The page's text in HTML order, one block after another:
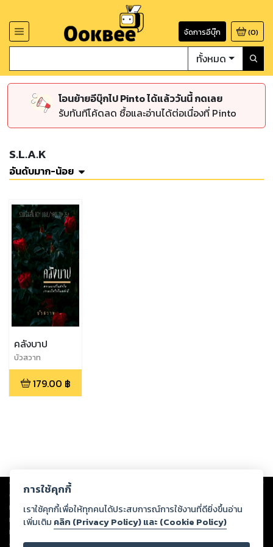
จัดการอีบุ๊ก (0)
ทั้งหมด
โอนย้ายอีบุ๊กไป Pinto ได้แล้ววันนี้ กดเลย
รับทันทีโค้ดลด ซื้อและอ่านได้ต่อเนื่องที่ Pinto
S.L.A.K
อันดับมาก-น้อย
คลังบาป
บัวสวาท
179.00 ฿
Copyright © 2026
ต่อผลงานหรือเนื้อหาใดที่อัปโหลดผ่านเว็บไซต์และปรากฏว่าละเมิดสิทธิใน
ทรัพย์สินทางปัญญาของบุคคลอื่นหรือขัดต่อกฎหมายและศีลธรรม ดังนั้น ผู้อ่าน
ทุกท่านโปรดใช้วิจารณญาณในการกลั่นกรองด้วยตนเอง และหากท่านพบว่าส่วน
หนึ่งส่วนใดขัดต่อกฎหมายและศีลธรรม กรุณาแจ้งมายังบริษัท เพื่อทีมงานจะได้
ดำเนินการในทันที ทั้งนี้ ทางสตอรี่ล็อกขอสงวนลิขสิทธิ์ตามพระราชบัญญัติ
การใช้คุกกี้
เราใช้คุกกี้เพื่อให้ทุกคนได้ประสบการณ์การใช้งานที่ดียิ่งขึ้นอ่าน
เพิ่มเติม คลิก (Privacy Policy) และ (Cookie Policy)